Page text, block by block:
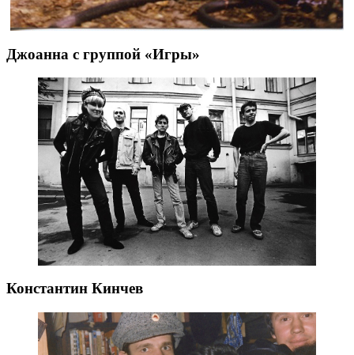
Джоанна с группой «Игры»
Константин Кинчев